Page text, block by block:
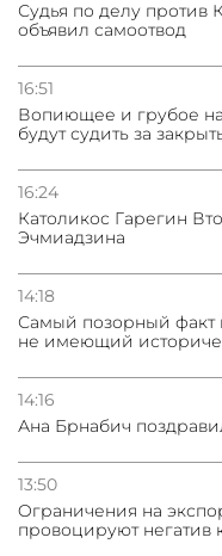
Судья по делу против
объявил самоотвод
16:51
Вопиющее и грубое
будут судить за
16:24
Католикос Гарегин
Эчмиадзина
14:18
Самый позорный факт
не имеющий
14:16
Ана Брнабич
13:50
Oграничения на
провоцируют